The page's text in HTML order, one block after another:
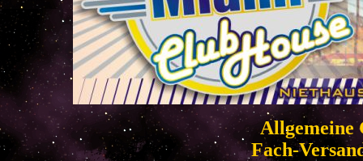
Allgemeine
Fach-